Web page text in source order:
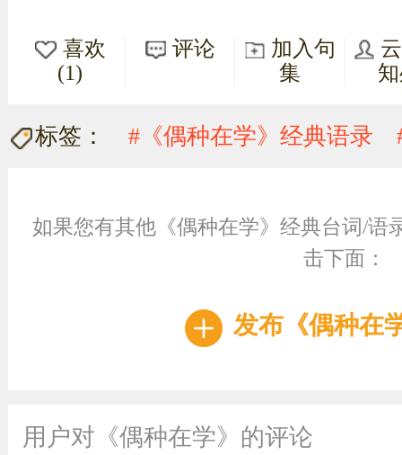
喜欢
(1)
评论
加入句
集
标签： #《偶种在学》经典语录
如果您有其他《偶种在学》经典台词/语
击下面：
发布《偶种在
用户对《偶种在学》的评论